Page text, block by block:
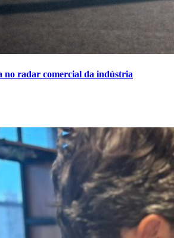
no radar comercial da indústria